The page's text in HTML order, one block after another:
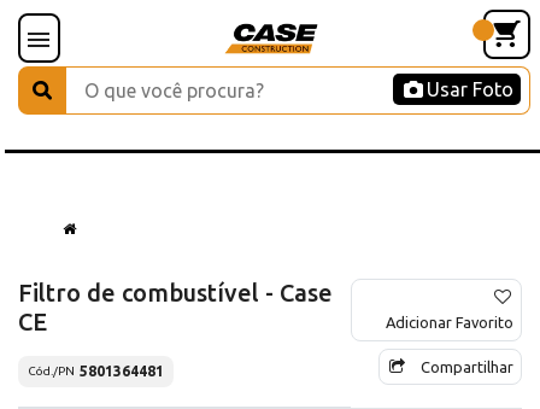
Usar Foto
Filtro de combustível - Case
CE
Cód./PN 5801364481
Adicionar Favorito
Compartilhar